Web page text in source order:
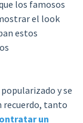
los famosos
el look
estos
y se
recuerdo, tanto
un